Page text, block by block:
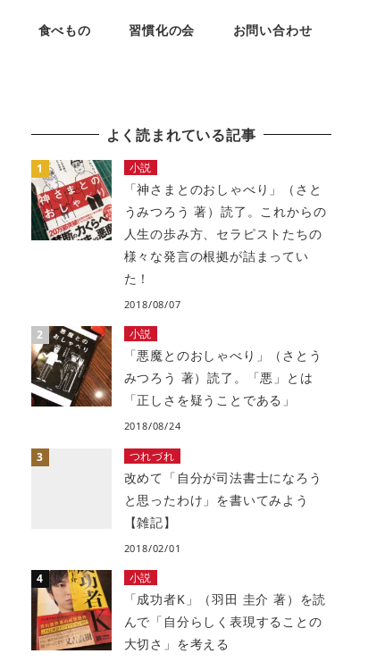
食べもの 習慣化の会 お問い合わせ
よく読まれている記事
小説
「神さまとのおしゃべり」（さと
うみつろう 著）読了。これからの
人生の歩み方、セラピストたちの
様々な発言の根拠が詰まってい
た！
2018/08/07
小説
「悪魔とのおしゃべり」（さとう
みつろう 著）読了。「悪」とは
「正しさを疑うことである」
2018/08/24
つれづれ
改めて「自分が司法書士になろう
と思ったわけ」を書いてみよう
【雑記】
2018/02/01
小説
「成功者K」（羽田 圭介 著）を読
んで「自分らしく表現することの
大切さ」を考える